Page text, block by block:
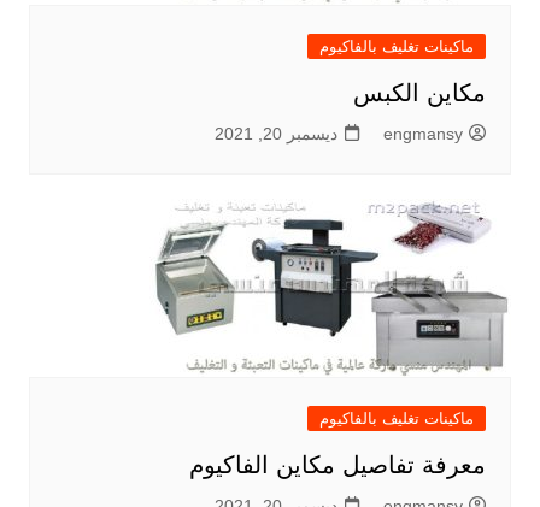
ماكينات تغليف بالفاكيوم
مكاين الكبس
engmansy ديسمبر 20, 2021
ماكينات تغليف بالفاكيوم
معرفة تفاصيل مكاين الفاكيوم